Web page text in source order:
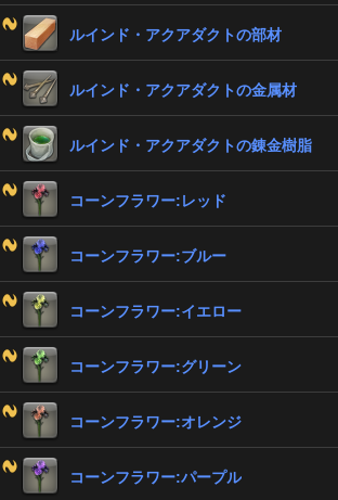
ルインド・アクアダクトの部材
ルインド・アクアダクトの金属材
ルインド・アクアダクトの錬金樹脂
コーンフラワー:レッド
コーンフラワー:ブルー
コーンフラワー:イエロー
コーンフラワー:グリーン
コーンフラワー:オレンジ
コーンフラワー:パープル